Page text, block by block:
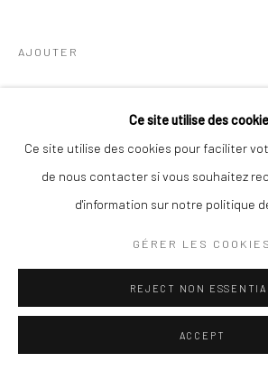
COPYRIGHT © 2025 TRACE-ECART ET
SITE CONÇU PAR ARTLOGIC
Ce site utilise des
Ce site utilise des cookies pour faciliter
de nous contacter si vous souhaitez
d'information sur notre politique
GÉRER LES COOKIES
REJECT NON ESSENTIAL
ACCEPT
AJOUTER